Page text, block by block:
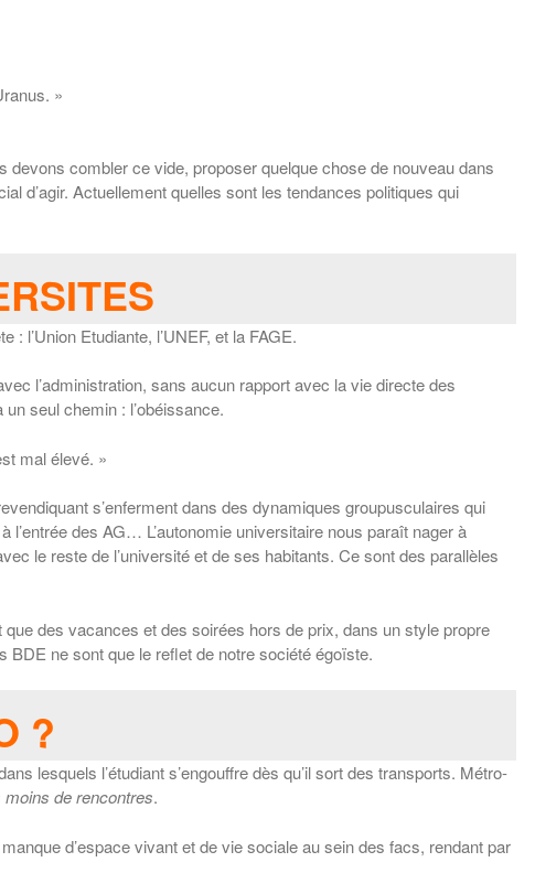
»
combler ce vide, proposer quelque chose de nouveau dans
d’agir. Actuellement quelles sont les tendances politiques qui
l’Union Etudiante, l’UNEF, et la FAGE.
l’administration, sans aucun rapport avec la vie directe des
un seul chemin : l’obéissance.
mal élevé. »
s’enferment dans des dynamiques groupusculaires qui
l’entrée des AG… L’autonomie universitaire nous paraît nager à
le reste de l’université et de ses habitants. Ce sont des parallèles
des vacances et des soirées hors de prix, dans un style propre
ne sont que le reflet de notre société égoïste.
?
lesquels l’étudiant s’engouffre dès qu’il sort des transports. Métro-
de rencontres.
d’espace vivant et de vie sociale au sein des facs, rendant par